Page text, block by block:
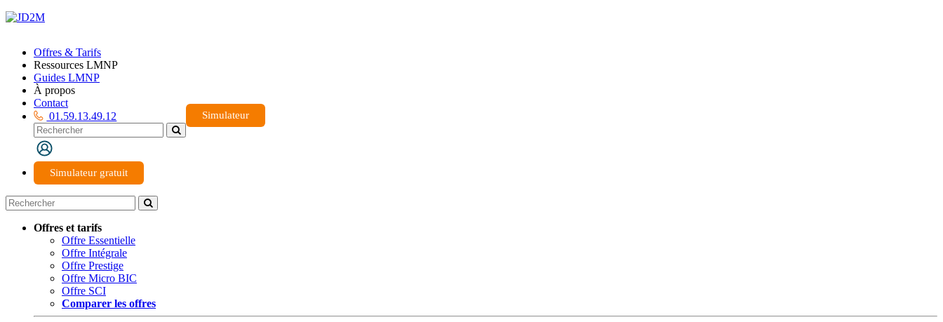
Offres & Tarifs
Ressources LMNP
Guides LMNP
À propos
Contact
01.59.13.49.12
Simulateur gratuit
Simulateur
Offres et tarifs
Offre Essentielle
Offre Intégrale
Offre Prestige
Offre Micro BIC
Offre SCI
Comparer les offres